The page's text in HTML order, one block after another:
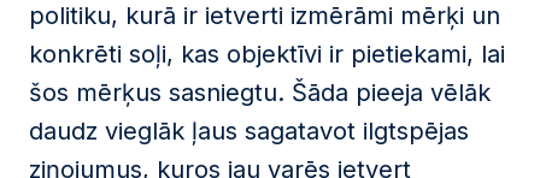
politiku, kurā ir ietverti izmērāmi mērķi un
konkrēti soļi, kas objektīvi ir pietiekami, lai
šos mērķus sasniegtu. Šāda pieeja vēlāk
daudz vieglāk ļaus sagatavot ilgtspējas
ziņojumus, kuros jau varēs ietvert